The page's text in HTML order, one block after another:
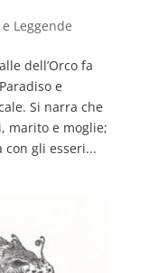
Leggende
dell’Orco fa
e
Si narra che
marito e moglie;
con gli esseri...